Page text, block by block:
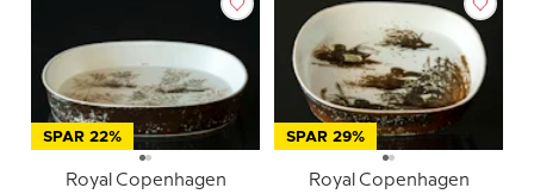
SPAR 22%
Royal Copenhagen
SPAR 29%
Royal Copenhagen